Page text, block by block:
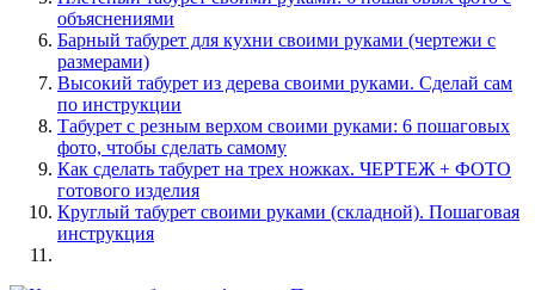
объяснениями
Барный табурет для кухни своими руками (чертежи с
размерами)
Высокий табурет из дерева своими руками. Сделай сам
по инструкции
Табурет с резным верхом своими руками: 6 пошаговых
фото, чтобы сделать самому
Как сделать табурет на трех ножках. ЧЕРТЕЖ + ФОТО
готового изделия
Круглый табурет своими руками (складной). Пошаговая
инструкция